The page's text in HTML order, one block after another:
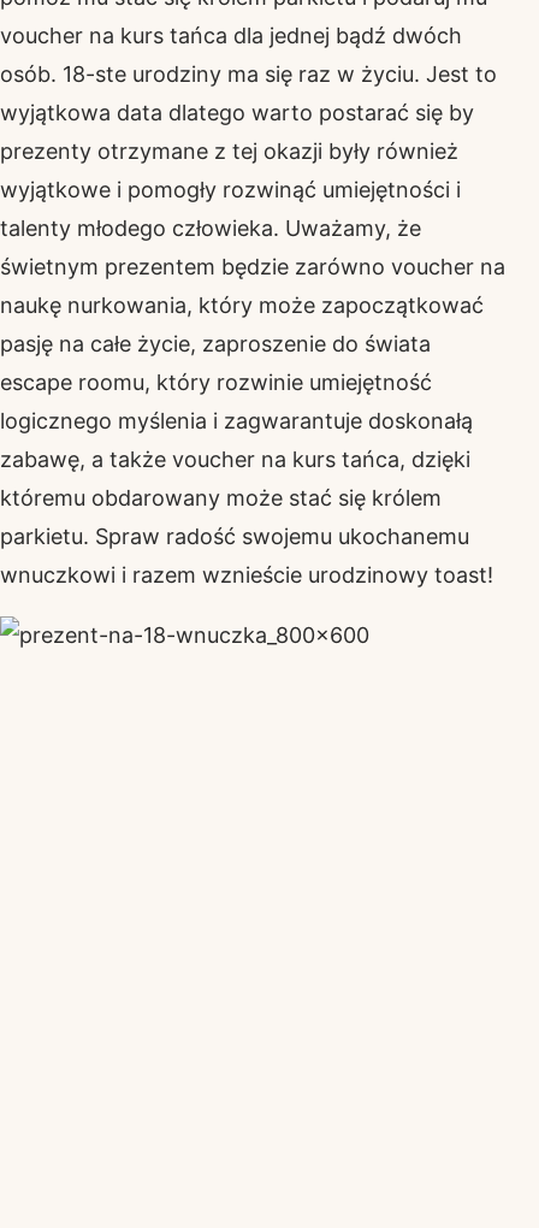
voucher na kurs tańca dla jednej bądź dwóch
osób. 18-ste urodziny ma się raz w życiu. Jest to
wyjątkowa data dlatego warto postarać się by
prezenty otrzymane z tej okazji były również
wyjątkowe i pomogły rozwinąć umiejętności i
talenty młodego człowieka. Uważamy, że
świetnym prezentem będzie zarówno voucher na
naukę nurkowania, który może zapoczątkować
pasję na całe życie, zaproszenie do świata
escape roomu, który rozwinie umiejętność
logicznego myślenia i zagwarantuje doskonałą
zabawę, a także voucher na kurs tańca, dzięki
któremu obdarowany może stać się królem
parkietu. Spraw radość swojemu ukochanemu
wnuczkowi i razem wznieście urodzinowy toast!